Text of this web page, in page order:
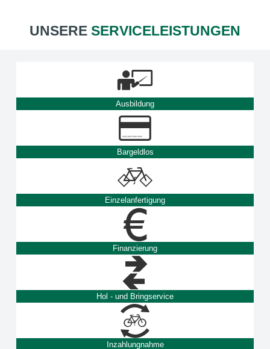
UNSERE SERVICELEISTUNGEN
Ausbildung
Bargeldlos
Einzelanfertigung
Finanzierung
Hol - und Bringservice
Inzahlungnahme